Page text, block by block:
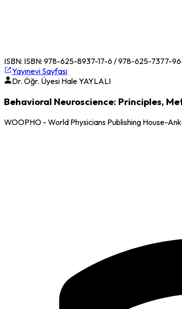
ISBN: ISBN: 978-625-8937-17-6 / 978-625-7377-
Yayınevi Sayfası
Dr. Öğr. Üyesi Hale YAYLALI
Behavioral Neuroscience: Principles,
WOOPHO - World Physicians Publishing House-